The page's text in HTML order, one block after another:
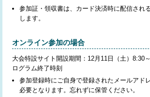
座長・発表者の方へ
日本顎顔面インプラント学
参加証・領収書は、カード決済時に配信され
します。
オンライン参加の場合
大会特設サイト開設期間：12月11日（土）8:30
ログラム終了時刻
参加登録時にご自身で登録されたメールアド
必要となります。忘れずに保管ください。